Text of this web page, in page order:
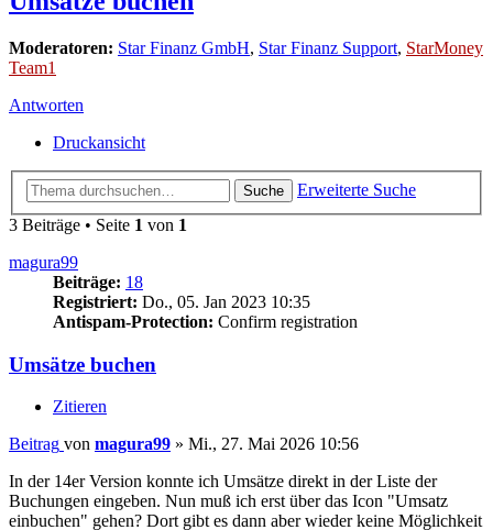
Moderatoren: Star Finanz GmbH, Star Finanz Support, StarMoney
Team1
Antworten
Druckansicht
Suche
Erweiterte Suche
3 Beiträge • Seite 1 von 1
magura99
Beiträge: 18
Registriert: Do., 05. Jan 2023 10:35
Antispam-Protection: Confirm registration
Umsätze buchen
Zitieren
Beitrag von magura99 » Mi., 27. Mai 2026 10:56
In der 14er Version konnte ich Umsätze direkt in der Liste der
Buchungen eingeben. Nun muß ich erst über das Icon "Umsatz
einbuchen" gehen? Dort gibt es dann aber wieder keine Möglichkeit